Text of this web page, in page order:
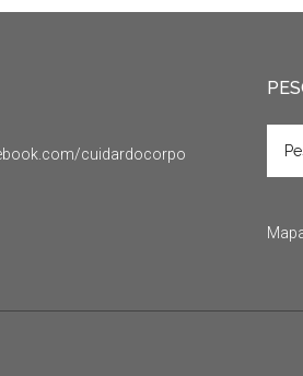
cuidardocorpo